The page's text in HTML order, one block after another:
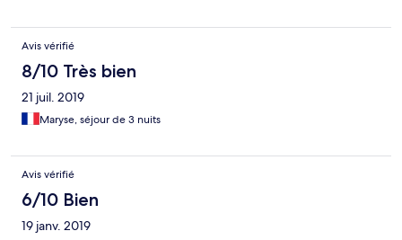
Avis vérifié
8/10 Très bien
21 juil. 2019
Maryse, séjour de 3 nuits
Avis vérifié
6/10 Bien
19 janv. 2019